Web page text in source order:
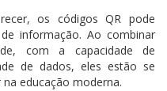
os códigos QR pode
informação. Ao combinar
com a capacidade de
de dados, eles estão se
educação moderna.